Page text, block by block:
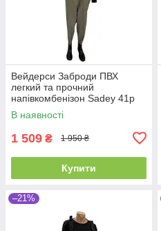
Вейдерси Заброди ПВХ
легкий та прочний
напівкомбенізон Sadey 41р
хакі
В наявності
1 509 ₴ 1 950 ₴
Купити
–21%